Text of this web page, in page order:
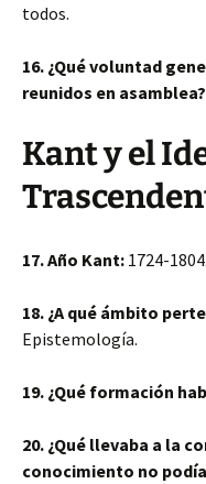
todos.
16. ¿Qué voluntad
reunidos en asamblea?
Kant y el
17. Año Kant: 1724-1804.
18. ¿A qué ámbito
Epistemología.
19. ¿Qué formación
20. ¿Qué llevaba a la
conocimiento no